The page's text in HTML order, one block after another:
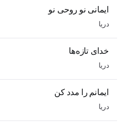
ایمانی نو روحی نو
دریا
خدای تازه‌ها
دریا
ایمانم را مدد کن
دریا